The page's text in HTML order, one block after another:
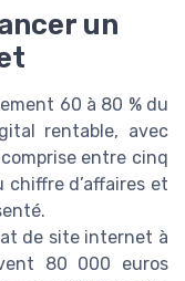
un
60 à 80 % du
rentable, avec
entre cinq
d’affaires et
de site internet à
80 000 euros